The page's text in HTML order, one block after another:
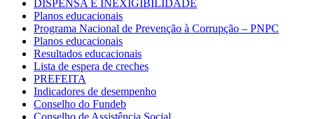
DISPENSA E INEXIGIBILIDADE
Planos educacionais
Programa Nacional de Prevenção à Corrupção – PNPC
Planos educacionais
Resultados educacionais
Lista de espera de creches
PREFEITA
Indicadores de desempenho
Conselho do Fundeb
Conselho de Assistência Social